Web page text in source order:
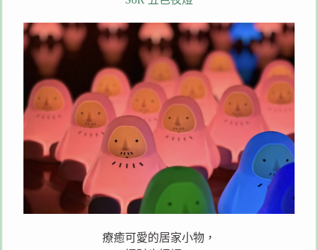
療癒可愛的居家小物，